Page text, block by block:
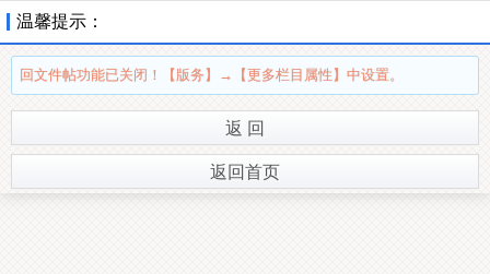
温馨提示：
回文件帖功能已关闭！【版务】→【更多栏目属性】中设置。
返 回
返回首页